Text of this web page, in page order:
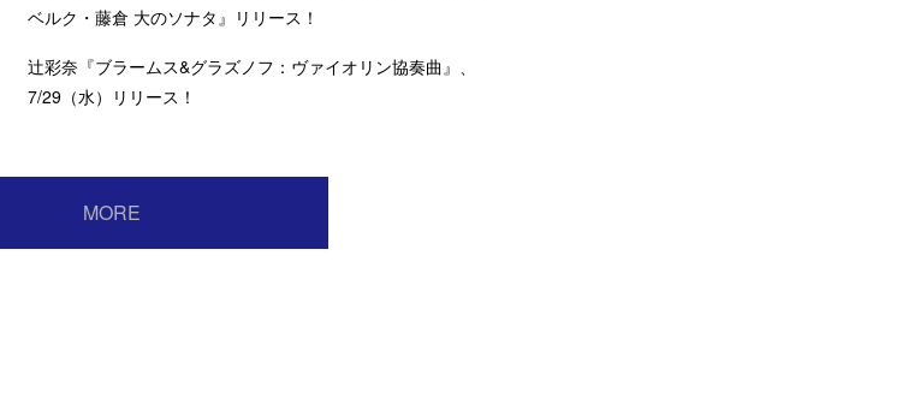
ベルク・藤倉 大のソナタ』リリース！
辻彩奈『ブラームス&グラズノフ：ヴァイオリン協奏曲』、
7/29（水）リリース！
MORE